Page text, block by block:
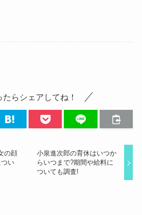
たらシェアしてね！
の顔
い
小泉進次郎の育休はいつか
らいつまで?期間や給料に
ついても調査!